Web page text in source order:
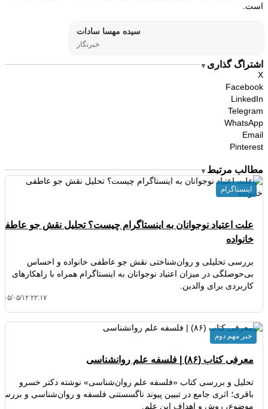
است.
سیده مهسا سادات
خبرنگار
اشتراگ گذاری ▼
X
Facebook
LinkedIn
Telegram
WhatsApp
Email
Pinterest
مطالب مرتبط ▼
علت اعتیاد نوجوانان به اینستاگرام چیست؟ تحلیل نقش جو
خانواده
بررسی تحلیلی و روان‌شناختی نقش جو عاطفی خانواده و احساس
بی‌حوصلگی در میزان اعتیاد نوجوانان به اینستاگرام همراه با راهکارهای
کاربردی برای والدین.
۱۴۰۵/۰۵/۱۲
اینستاگرام
معرفی کتاب (۸۶) | فلسفه علم روانشناسی
تحلیل و بررسی کتاب «فلسفه علم روان‌شناسی» نوشته دکتر خسرو
باقری؛ اثری جامع در تبیین پیوند ناگسستنی فلسفه و روان‌شناسی و
موضوع، روش و اهداف این علم.
خبر مهم دوم